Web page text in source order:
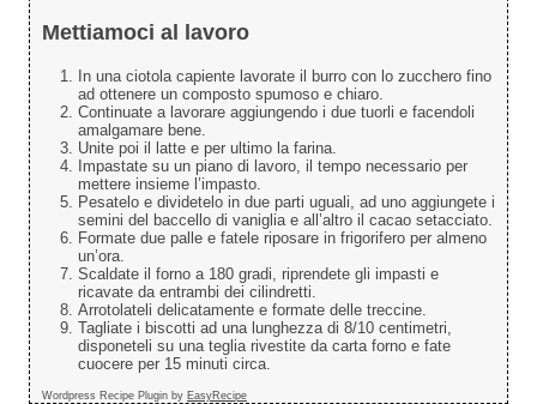
Mettiamoci al lavoro
In una ciotola capiente lavorate il burro con lo zucchero fino
ad ottenere un composto spumoso e chiaro.
Continuate a lavorare aggiungendo i due tuorli e facendoli
amalgamare bene.
Unite poi il latte e per ultimo la farina.
Impastate su un piano di lavoro, il tempo necessario per
mettere insieme l’impasto.
Pesatelo e dividetelo in due parti uguali, ad uno aggiungete i
semini del baccello di vaniglia e all’altro il cacao setacciato.
Formate due palle e fatele riposare in frigorifero per almeno
un’ora.
Scaldate il forno a 180 gradi, riprendete gli impasti e
ricavate da entrambi dei cilindretti.
Arrotolateli delicatamente e formate delle treccine.
Tagliate i biscotti ad una lunghezza di 8/10 centimetri,
disponeteli su una teglia rivestite da carta forno e fate
cuocere per 15 minuti circa.
Wordpress Recipe Plugin by EasyRecipe